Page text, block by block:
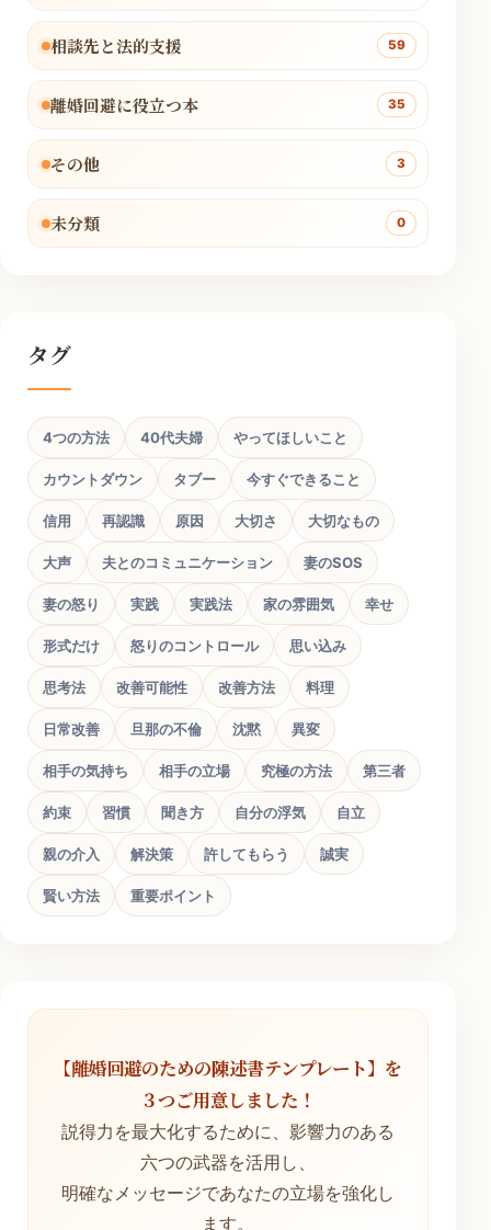
相談先と法的支援 59
離婚回避に役立つ本 35
その他 3
未分類 0
タグ
4つの方法 40代夫婦 やってほしいこと
カウントダウン タブー 今すぐできること
信用 再認識 原因 大切さ 大切なもの
大声 夫とのコミュニケーション 妻のSOS
妻の怒り 実践 実践法 家の雰囲気 幸せ
形式だけ 怒りのコントロール 思い込み
思考法 改善可能性 改善方法 料理
日常改善 旦那の不倫 沈黙 異変
相手の気持ち 相手の立場 究極の方法 第三者
約束 習慣 聞き方 自分の浮気 自立
親の介入 解決策 許してもらう 誠実
賢い方法 重要ポイント
【離婚回避のための陳述書テンプレート】を
３つご用意しました！
説得力を最大化するために、影響力のある
六つの武器を活用し、
明確なメッセージであなたの立場を強化し
ます。